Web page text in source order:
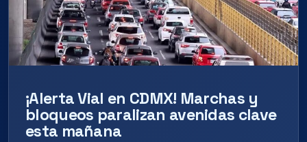
¡Alerta Vial en CDMX! Marchas y
bloqueos paralizan avenidas clave
esta mañana